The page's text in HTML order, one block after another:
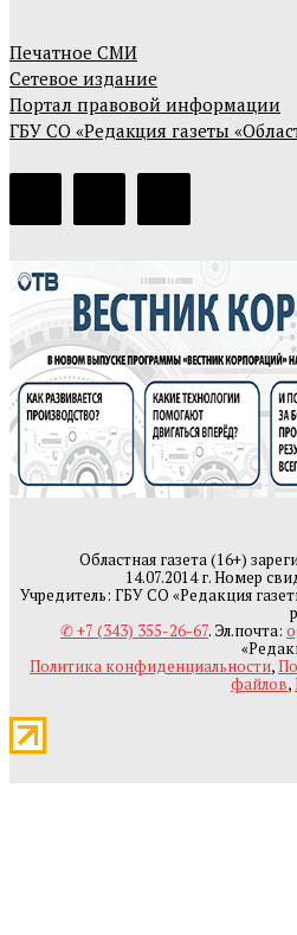
Печатное СМИ
Сетевое издание
Портал правовой информации
ГБУ СО «Редакция газеты
Областная газета (16+)
14.07.2014 г. Номер
Учредитель: ГБУ СО «Редакция
✆ +7 (343) 355-26-67. Эл.почта:
Политика конфиденциальности,
файлов,